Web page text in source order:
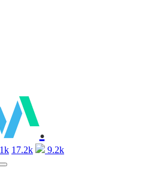
.
17.2k 9.2k